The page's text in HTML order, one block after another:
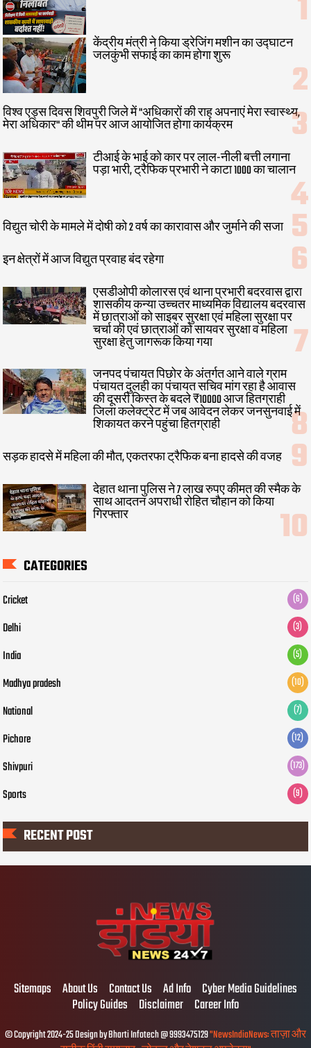
केंद्रीय मंत्री ने किया ड्रेजिंग मशीन का उद्घाटन
जलकुंभी सफाई का काम होगा शुरू
विश्व एड्स दिवस शिवपुरी जिले में "अधिकारों की राह अपनाएं मेरा स्वास्थ्य,
मेरा अधिकार" की थीम पर आज आयोजित होगा कार्यक्रम
टीआई के भाई को कार पर लाल-नीली बत्ती लगाना
पड़ा भारी, ट्रैफिक प्रभारी ने काटा 1000 का चालान
विद्युत चोरी के मामले में दोषी को 2 वर्ष का कारावास और जुर्माने की सजा
इन क्षेत्रों में आज विद्युत प्रवाह बंद रहेगा
एसडीओपी कोलारस एवं थाना प्रभारी बदरवास द्वारा
शासकीय कन्या उच्चतर माध्यमिक विद्यालय बदरवास
में छात्राओं को साइबर सुरक्षा एवं महिला सुरक्षा पर
चर्चा की एवं छात्राओं को सायवर सुरक्षा व महिला
सुरक्षा हेतु जागरूक किया गया
जनपद पंचायत पिछोर के अंतर्गत आने वाले ग्राम
पंचायत दुलही का पंचायत सचिव मांग रहा है आवास
की दूसरी किस्त के बदले ₹10000 आज हितग्राही
जिला कलेक्ट्रेट में जब आवेदन लेकर जनसुनवाई में
शिकायत करने पहुंचा हितग्राही
सड़क हादसे में महिला की मौत, एकतरफा ट्रैफिक बना हादसे की वजह
देहात थाना पुलिस ने 7 लाख रुपए कीमत की स्मैक के
साथ आदतन अपराधी रोहित चौहान को किया
गिरफ्तार
CATEGORIES
Cricket (6)
Delhi (3)
India (5)
Madhya pradesh (10)
National (7)
Pichore (12)
Shivpuri (173)
Sports (9)
RECENT POST
Sitemaps About Us Contact Us Ad Info Cyber Media Guidelines
Policy Guides Disclaimer Career Info
© Copyright 2024-25 Design by Bharti Infotech @ 9993475129"NewsIndiaNews: ताज़ा और